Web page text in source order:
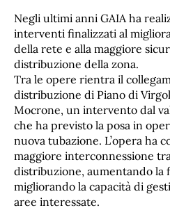
Negli ultimi anni GAIA ha
interventi finalizzati al
della rete e alla maggiore
distribuzione della zona.
Tra le opere rientra il
distribuzione di Piano di
Mocrone, un intervento dal
che ha previsto la posa in
nuova tubazione. L’opera ha
maggiore interconnessione
distribuzione, aumentando la
migliorando la capacità di
aree interessate.